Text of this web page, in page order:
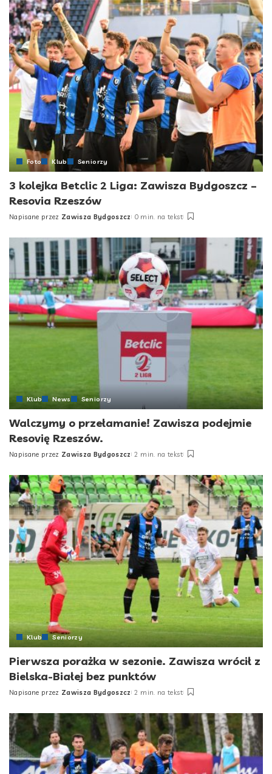
Foto Klub Seniorzy
3 kolejka Betclic 2 Liga: Zawisza Bydgoszcz –
Resovia Rzeszów
Posted
Napisane przez Zawisza Bydgoszcz 0 min. na tekst
Klub News Seniorzy
Walczymy o przełamanie! Zawisza podejmie
Resovię Rzeszów.
Posted
Napisane przez Zawisza Bydgoszcz 2 min. na tekst
Klub Seniorzy
Pierwsza porażka w sezonie. Zawisza wrócił z
Bielska-Białej bez punktów
Posted
Napisane przez Zawisza Bydgoszcz 2 min. na tekst